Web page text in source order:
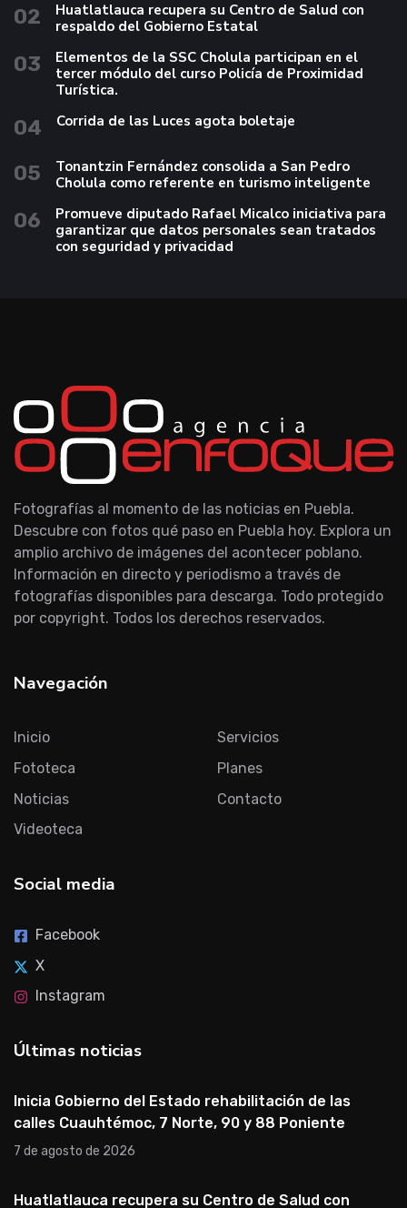
02
Huatlatlauca recupera su Centro de Salud con
respaldo del Gobierno Estatal
03
Elementos de la SSC Cholula participan en el
tercer módulo del curso Policía de Proximidad
Turística.
04 Corrida de las Luces agota boletaje
05
Tonantzin Fernández consolida a San Pedro
Cholula como referente en turismo inteligente
06
Promueve diputado Rafael Micalco iniciativa para
garantizar que datos personales sean tratados
con seguridad y privacidad
Fotografías al momento de las noticias en Puebla.
Descubre con fotos qué paso en Puebla hoy. Explora un
amplio archivo de imágenes del acontecer poblano.
Información en directo y periodismo a través de
fotografías disponibles para descarga. Todo protegido
por copyright. Todos los derechos reservados.
Navegación
Inicio
Fototeca
Noticias
Videoteca
Servicios
Planes
Contacto
Social media
Facebook
X
Instagram
Últimas noticias
Inicia Gobierno del Estado rehabilitación de las
calles Cuauhtémoc, 7 Norte, 90 y 88 Poniente
7 de agosto de 2026
Huatlatlauca recupera su Centro de Salud con